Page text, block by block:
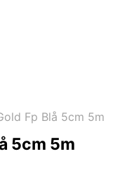
Fp Blå 5cm 5m
5cm 5m